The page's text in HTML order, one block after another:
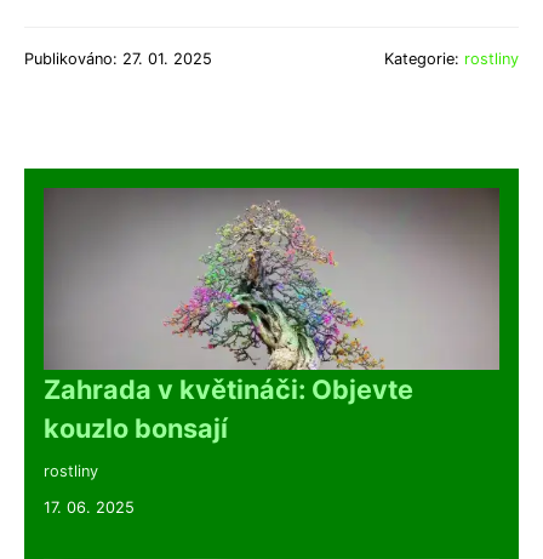
Publikováno: 27. 01. 2025 Kategorie: rostliny
Zahrada v květináči: Objevte
kouzlo bonsají
rostliny
17. 06. 2025